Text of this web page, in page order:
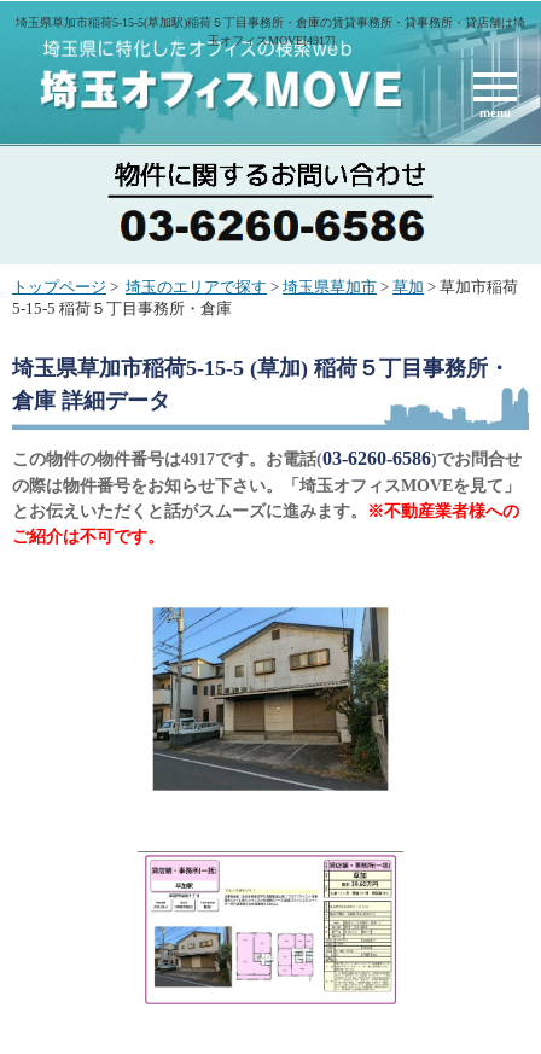
埼玉県草加市稲荷5-15-5(草加駅)稲荷５丁目事務所・倉庫の賃貸事務所・貸事務所・貸店舗は埼
玉オフィスMOVE[4917]
menu
トップページ > 埼玉のエリアで探す > 埼玉県草加市 > 草加 > 草加市稲荷
5-15-5 稲荷５丁目事務所・倉庫
埼玉県草加市稲荷5-15-5 (草加) 稲荷５丁目事務所・
倉庫 詳細データ
この物件の物件番号は4917です。お電話(03-6260-6586)でお問合せ
の際は物件番号をお知らせ下さい。「埼玉オフィスMOVEを見て」
とお伝えいただくと話がスムーズに進みます。
※不動産業者様への
ご紹介は不可です。